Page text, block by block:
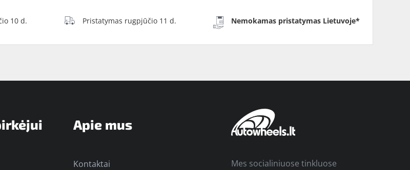
10 d. Pristatymas rugpjūčio 11 d. Nemokamas pristatymas Lietuvoje*
Apie mus
Kontaktai Mes socialiniuose tinkluose